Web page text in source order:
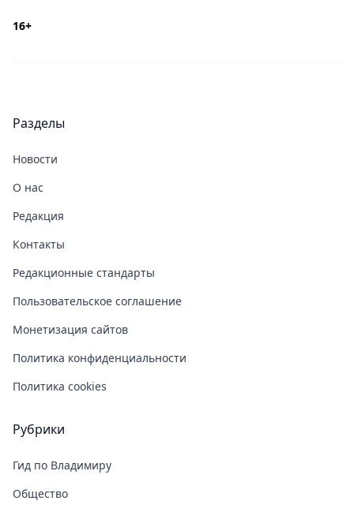
16+
Разделы
Новости
О нас
Редакция
Контакты
Редакционные стандарты
Пользовательское соглашение
Монетизация сайтов
Политика конфиденциальности
Политика cookies
Рубрики
Гид по Владимиру
Общество